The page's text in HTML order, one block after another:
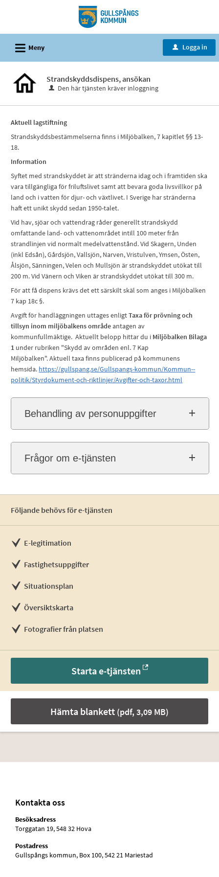
tjänster
Gullspångs
kommun
L Meny u Logga in
Strandskyddsdispens, ansökan
Den här tjänsten kräver inloggning
Aktuell lagstiftning
Strandskyddsbestämmelserna finns i Miljöbalken, 7 kapitlet §§ 13-
18.
Information
Syftet med strandskyddet är att stränderna idag och i framtiden ska
vara tillgängliga för friluftslivet samt att bevara goda livsvillkor på
land och i vatten för djur- och växtlivet. I Sverige har stränderna
haft ett unikt skydd sedan 1950-talet.
Vid hav, sjöar och vattendrag råder generellt strandskydd
omfattande land- och vattenområdet intill 100 meter från
strandlinjen vid normalt medelvattenstånd. Vid Skagern, Unden
(inkl Edsån), Gårdsjön, Vallsjön, Narven, Vristulven, Ymsen, Östen,
Ålsjön, Sänningen, Velen och Mullsjön är strandskyddet utökat till
200 m. Vid Vänern och Viken är strandskyddet utökat till 300 m.
För att få dispens krävs det ett särskilt skäl som anges i Miljöbalken
7 kap 18c §.
Avgift för handläggningen uttages enligtTaxa för prövning och
tillsyn inom miljöbalkens områdeantagen av
kommunfullmäktige. Aktuellt belopp hittar du i Miljöbalken Bilaga
1 under rubriken "Skydd av områden enl. 7 Kap
Miljöbalken". Aktuell taxa finns publicerad på kommunens
hemsida. https://gullspang.se/Gullspangs-kommun/Kommun--
politik/Styrdokument-och-riktlinjer/Avgifter-och-taxor.html
Behandling av personuppgifter
Frågor om e-tjänsten
Följande behövs för e-tjänsten
E-legitimation
Fastighetsuppgifter
Situationsplan
Översiktskarta
Fotografier från platsen
Starta e-tjänsten
Hämta blankett (pdf, 3,09 MB)
Kontakta oss
Besöksadress
Torggatan 19, 548 32 Hova
Postadress
Gullspångs kommun, Box 100, 542 21 Mariestad